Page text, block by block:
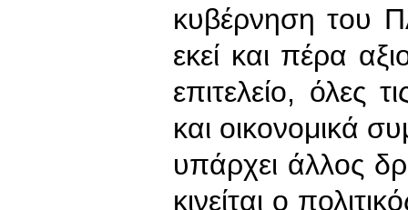
κυβέρνηση του
εκεί και πέρα
επιτελείο, όλες
και οικονομικά
υπάρχει άλλος
κινείται ο